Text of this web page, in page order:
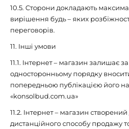
10.5. Сторони докладають
вирішення будь – яких
переговорів.
11. Інші умови
11.1. Інтернет – магазин залишає
односторонньому порядку
попередньою публікацією його на
«konsolbud.com.ua»
11.2. Інтернет – магазин створений
дистанційного способу продажу